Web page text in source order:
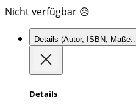
Nicht verfügbar 😥
Details (Autor, ISBN,
Details